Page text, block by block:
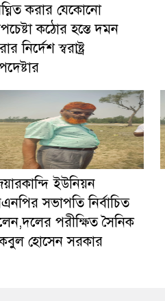
করার যেকোনো
কঠোর হস্তে দমন
নির্দেশ স্বরাষ্ট্র
ইউনিয়ন
সভাপতি নির্বাচিত
পরীক্ষিত সৈনিক
হোসেন সরকার